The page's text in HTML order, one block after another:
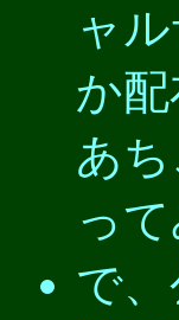
ャ
か
あ
っ
で